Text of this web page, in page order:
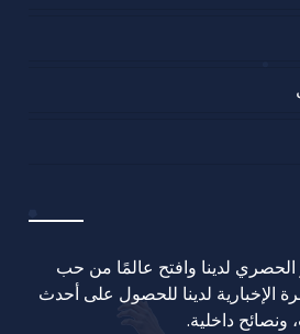
لدينا وافتح عالمًا من حب
الإخبارية لدينا للحصول على أحدث
ونصائح داخلية.